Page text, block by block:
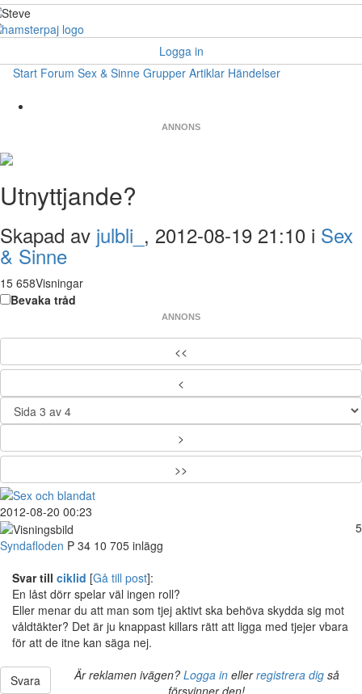
Logga in
Start Forum Sex & Sinne Grupper Artiklar Händelser
ANNONS
Utnyttjande?
Skapad av julbli_ , 2012-08-19 21:10 i Sex
& Sinne
15 658Visningar
Bevaka tråd
ANNONS
<<
<
>
>>
2012-08-20 00:23
5
Syndafloden P 34 10 705 inlägg
Svar till ciklid [Gå till post]:
En låst dörr spelar väl ingen roll?
Eller menar du att man som tjej aktivt ska behöva skydda sig mot
våldtäkter? Det är ju knappast killars rätt att ligga med tjejer vbara
för att de itne kan säga nej.
Svara Är reklamen ivägen? Logga inellerregistrera digså
försvinner den!